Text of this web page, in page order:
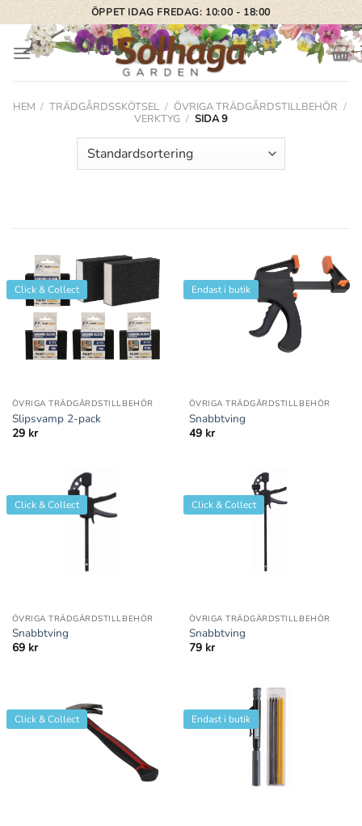
Skip
to
content
ÖPPET IDAG FREDAG: 10:00 - 18:00
HEM / TRÄDGÅRDSSKÖTSEL / ÖVRIGA TRÄDGÅRDSTILLBEHÖR /
VERKTYG / SIDA 9
Click & Collect
ÖVRIGA TRÄDGÅRDSTILLBEHÖR
Slipsvamp 2-pack
29 kr
Endast i butik
ÖVRIGA TRÄDGÅRDSTILLBEHÖR
Snabbtving
49 kr
Click & Collect
ÖVRIGA TRÄDGÅRDSTILLBEHÖR
Snabbtving
69 kr
Click & Collect
ÖVRIGA TRÄDGÅRDSTILLBEHÖR
Snabbtving
79 kr
Click & Collect Endast i butik